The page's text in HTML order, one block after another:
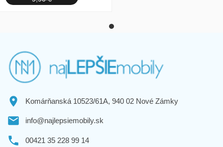
Komárňanská 10523/61A, 940 02 Nové Zámky
info@najlepsiemobily.sk
00421 35 228 99 14